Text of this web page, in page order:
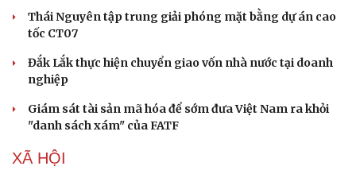
Di sản
Thái Nguyên tập trung giải phóng mặt bằng dự án cao
tốc CT07
Đắk Lắk thực hiện chuyển giao vốn nhà nước tại doanh
nghiệp
Giám sát tài sản mã hóa để sớm đưa Việt Nam ra khỏi
"danh sách xám" của FATF
XÃ HỘI